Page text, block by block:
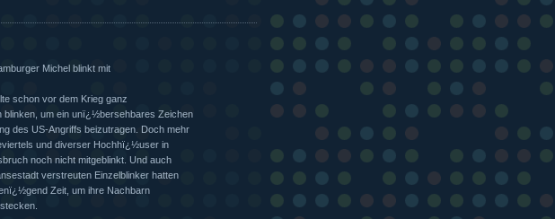
Michel blinkt mit
schon vor dem Krieg ganz
blinken, um ein unï¿½bersehbares Zeichen
des US-Angriffs beizutragen. Doch mehr
und diverser Hochhï¿½user in
noch nicht mitgeblinkt. Und auch
verstreuten Einzelblinker hatten
Zeit, um ihre Nachbarn